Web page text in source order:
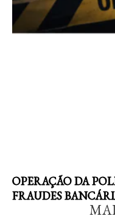
OPERAÇÃO DA
FRAUDES